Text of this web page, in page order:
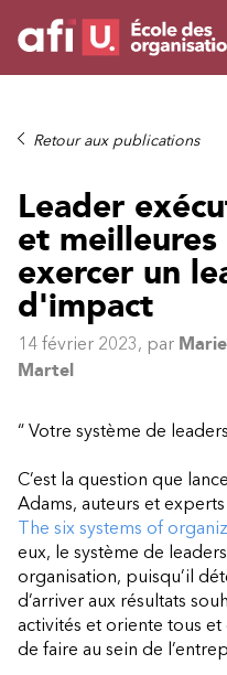
Formations
Sur mesure
À propos
Ressources
Retour aux publications
Leader
et
exercer un
d'impact
14 février 2023, par
Martel
“ Votre système de
C’est la question que
Adams, auteurs et
The six systems of
eux, le système de
organisation, puisqu’il
d’arriver aux résultats
activités et oriente tous et
de faire au sein de